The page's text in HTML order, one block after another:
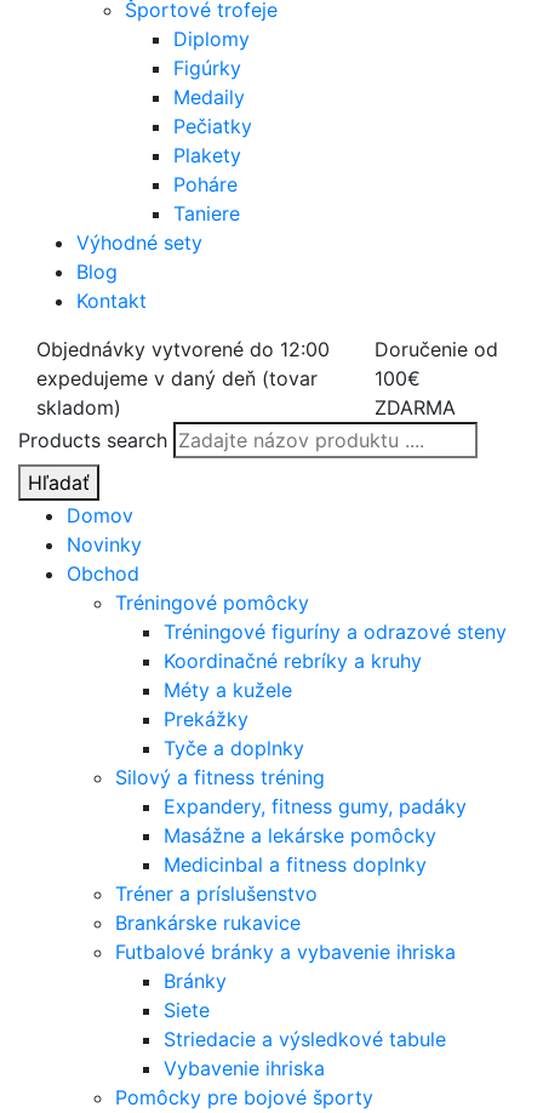
Športové trofeje
Diplomy
Figúrky
Medaily
Pečiatky
Plakety
Poháre
Taniere
Výhodné sety
Blog
Kontakt
Objednávky vytvorené do 12:00
expedujeme v daný deň (tovar
skladom)
Doručenie od
100€
ZDARMA
Products search
Hľadať
Domov
Novinky
Obchod
Tréningové pomôcky
Tréningové figuríny a odrazové steny
Koordinačné rebríky a kruhy
Méty a kužele
Prekážky
Tyče a doplnky
Silový a fitness tréning
Expandery, fitness gumy, padáky
Masážne a lekárske pomôcky
Medicinbal a fitness doplnky
Tréner a príslušenstvo
Brankárske rukavice
Futbalové bránky a vybavenie ihriska
Bránky
Siete
Striedacie a výsledkové tabule
Vybavenie ihriska
Pomôcky pre bojové športy